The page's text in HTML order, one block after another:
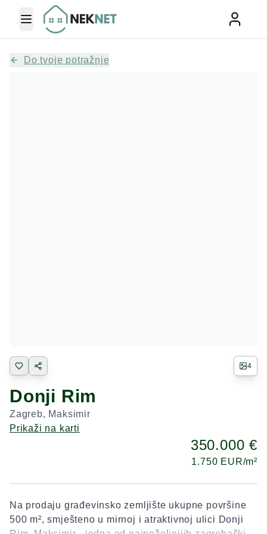
Toggle Menu
Do tvoje potražnje
4
Donji Rim
Zagreb, Maksimir
Prikaži na karti
350.000 €
1.750 EUR/m²
Na prodaju građevinsko zemljište ukupne površine
500 m², smješteno u mirnoj i atraktivnoj ulici Donji